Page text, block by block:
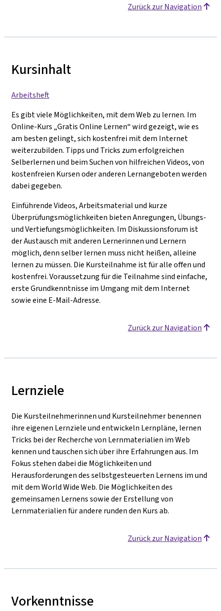
Zurück zur Navigation
Kursinhalt
Arbeitsheft
Es gibt viele Möglichkeiten, mit dem Web zu lernen. Im
Online-Kurs „Gratis Online Lernen“ wird gezeigt, wie es
am besten gelingt, sich kostenfrei mit dem Internet
weiterzubilden. Tipps und Tricks zum erfolgreichen
Selberlernen und beim Suchen von hilfreichen Videos, von
kostenfreien Kursen oder anderen Lernangeboten werden
dabei gegeben.
Einführende Videos, Arbeitsmaterial und kurze
Überprüfungsmöglichkeiten bieten Anregungen, Übungs-
und Vertiefungsmöglichkeiten. Im Diskussionsforum ist
der Austausch mit anderen Lernerinnen und Lernern
möglich, denn selber lernen muss nicht heißen, alleine
lernen zu müssen. Die Kursteilnahme ist für alle offen und
kostenfrei. Voraussetzung für die Teilnahme sind einfache,
erste Grundkenntnisse im Umgang mit dem Internet
sowie eine E-Mail-Adresse.
Zurück zur Navigation
Lernziele
Die Kursteilnehmerinnen und Kursteilnehmer benennen
ihre eigenen Lernziele und entwickeln Lernpläne, lernen
Tricks bei der Recherche von Lernmaterialien im Web
kennen und tauschen sich über ihre Erfahrungen aus. Im
Fokus stehen dabei die Möglichkeiten und
Herausforderungen des selbstgesteuerten Lernens im und
mit dem World Wide Web. Die Möglichkeiten des
gemeinsamen Lernens sowie der Erstellung von
Lernmaterialien für andere runden den Kurs ab.
Zurück zur Navigation
Vorkenntnisse